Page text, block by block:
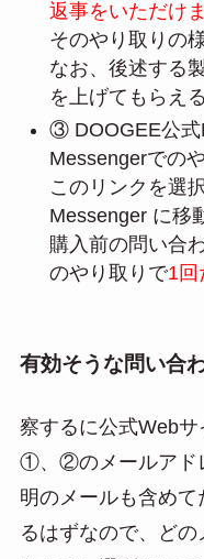
返事をいただけ
そのやり取りの
なお、後述する
を上げてもらえ
③ DOOGEE公式
Messengerでの
このリンクを選
Messenger に移
購入前の問い合
のやり取りで1回
有効そうな問い合
察するに公式Web
①、②のメールアド
明のメールも含め
るはずなので、ど